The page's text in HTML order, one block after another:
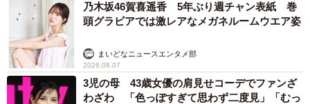
乃木坂46賀喜遥香 5年ぶり週チャン表紙 巻
頭グラビアでは激レアなメガネルームウエア姿
まいどなニュースエンタメ部
2026.08.07
3児の母 43歳女優の肩見せコーデでファンざ
わざわ 「色っぽすぎて思わず二度見」「むっ